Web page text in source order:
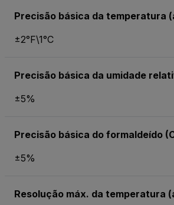
Precisão básica da temperatura
±2°F\1°C
Precisão básica da umidade
±5%
Precisão básica do formaldeído
±5%
Resolução máx. da temperatura